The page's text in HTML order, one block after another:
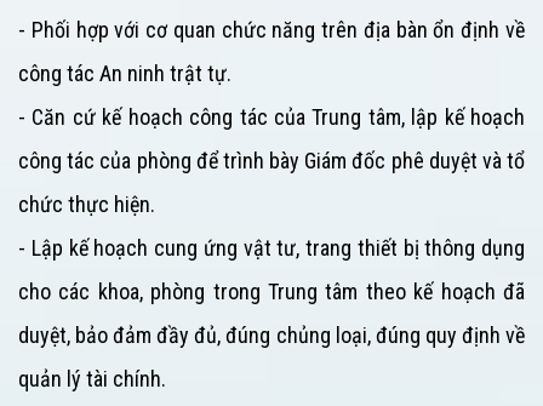
- Phối hợp với cơ quan chức năng trên địa bàn ổn định về
công tác An ninh trật tự.
- Căn cứ kế hoạch công tác củaTrung tâm, lập kế hoạch
công tác của phòng để trình bày Giám đốc phê duyệt và tổ
chức thực hiện.
- Lập kế hoạch cung ứng vật tư, trang thiết bị thông dụng
cho các khoa, phòng trong Trung tâm theo kế hoạch đã
duyệt, bảo đảm đầy đủ, đúng chủng loại, đúng quy định về
quản lý tài chính.